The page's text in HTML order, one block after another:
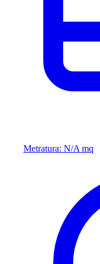
Metratura: N/A mq